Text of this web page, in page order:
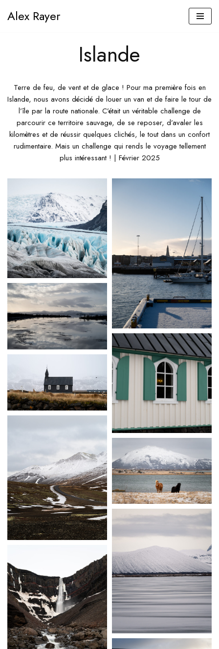
Alex Rayer
Islande
Terre de feu, de vent et de glace ! Pour ma première fois en
Islande, nous avons décidé de louer un van et de faire le tour de
l’île par la route nationale. C’était un véritable challenge de
parcourir ce territoire sauvage, de se reposer, d’avaler les
kilomètres et de réussir quelques clichés, le tout dans un confort
rudimentaire. Mais un challenge qui rends le voyage tellement
plus intéressant ! | Février 2025